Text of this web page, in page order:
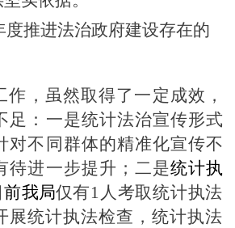
度推进法治政府建设存在的
作，虽然取得了一定成效，
足：一是统计法治宣传形式
对不同群体的精准化宣传不
待进一步提升；二是统计执
我局仅有1人考取统计执法
展统计执法检查，统计执法